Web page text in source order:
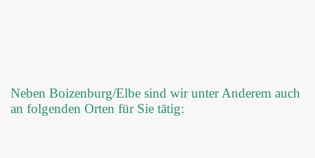
Neben Boizenburg/Elbe sind wir unter Anderem auch
an folgenden Orten für Sie tätig: